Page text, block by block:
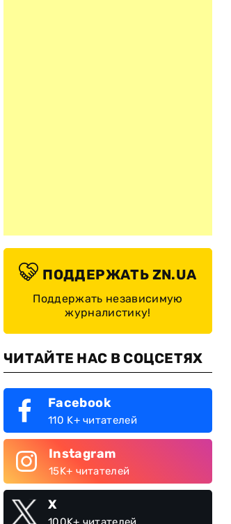
ПОДДЕРЖАТЬ ZN.UA
Поддержать независимую
журналистику!
ЧИТАЙТЕ НАС В СОЦСЕТЯХ
Facebook
110 K+ читателей
Instagram
15K+ читателей
X